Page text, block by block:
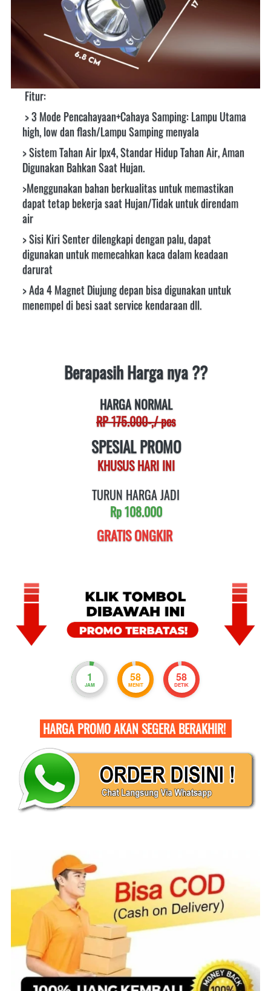
Fitur:
> 3 Mode Pencahayaan+Cahaya Samping: Lampu Utama
high, low dan flash/Lampu Samping menyala
> Sistem Tahan Air Ipx4, Standar Hidup Tahan Air, Aman
Digunakan Bahkan Saat Hujan.
>Menggunakan bahan berkualitas untuk memastikan
dapat tetap bekerja saat Hujan/Tidak untuk direndam
air
> Sisi Kiri Senter dilengkapi dengan palu, dapat
digunakan untuk memecahkan kaca dalam keadaan
darurat
> Ada 4 Magnet Diujung depan bisa digunakan untuk
menempel di besi saat service kendaraan dll.
Berapasih Harga nya ??
HARGA NORMAL
RP 175.000-,/ pcs
SPESIAL PROMO
KHUSUS HARI INI
Rp 108.000
GRATIS ONGKIR
1
JAM
58
MENIT
57
DETIK
HARGA PROMO AKAN SEGERA BERAKHIR!